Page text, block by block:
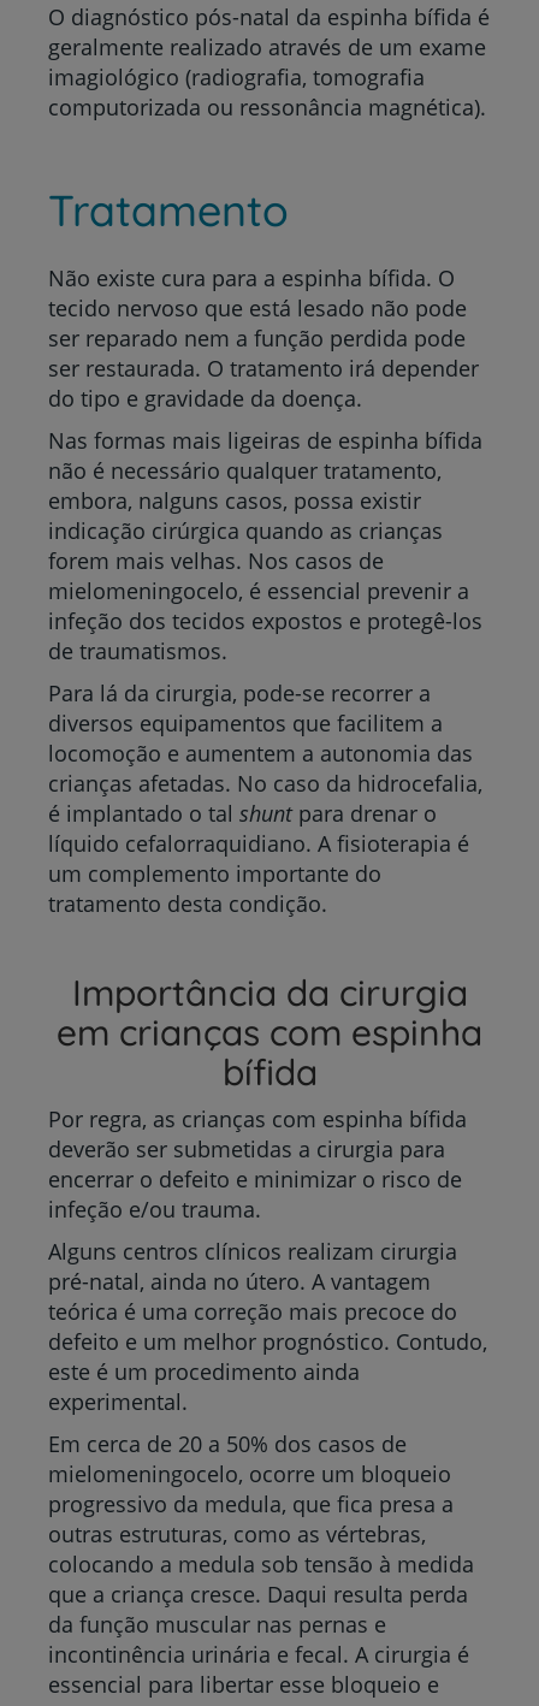
O diagnóstico pós-natal da espinha bífida é
geralmente realizado através de um exame
imagiológico (radiografia, tomografia
computorizada ou ressonância magnética).
Tratamento
Não existe cura para a espinha bífida. O
tecido nervoso que está lesado não pode
ser reparado nem a função perdida pode
ser restaurada. O tratamento irá depender
do tipo e gravidade da doença.
Nas formas mais ligeiras de espinha bífida
não é necessário qualquer tratamento,
embora, nalguns casos, possa existir
indicação cirúrgica quando as crianças
forem mais velhas. Nos casos de
mielomeningocelo, é essencial prevenir a
infeção dos tecidos expostos e protegê-los
de traumatismos.
Para lá da cirurgia, pode-se recorrer a
diversos equipamentos que facilitem a
locomoção e aumentem a autonomia das
crianças afetadas. No caso da hidrocefalia,
é implantado o tal shuntpara drenar o
líquido cefalorraquidiano. A fisioterapia é
um complemento importante do
tratamento desta condição.
Importância da cirurgia
em crianças com espinha
bífida
Por regra, as crianças com espinha bífida
deverão ser submetidas a cirurgia para
encerrar o defeito e minimizar o risco de
infeção e/ou trauma.
Alguns centros clínicos realizam cirurgia
pré-natal, ainda no útero. A vantagem
teórica é uma correção mais precoce do
defeito e um melhor prognóstico. Contudo,
este é um procedimento ainda
experimental.
Em cerca de 20 a 50% dos casos de
mielomeningocelo, ocorre um bloqueio
progressivo da medula, que fica presa a
outras estruturas, como as vértebras,
colocando a medula sob tensão à medida
que a criança cresce. Daqui resulta perda
da função muscular nas pernas e
incontinência urinária e fecal. A cirurgia é
essencial para libertar esse bloqueio e